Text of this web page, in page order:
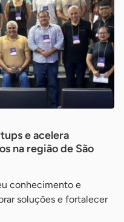
e acelera
na região de São
conhecimento e
soluções e fortalecer